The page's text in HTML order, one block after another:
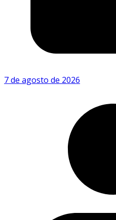
7 de agosto de 2026